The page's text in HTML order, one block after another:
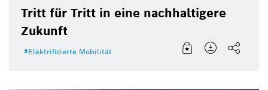
Tritt für Tritt in eine nachhaltigere
Zukunft
Elektrifizierte Mobilität